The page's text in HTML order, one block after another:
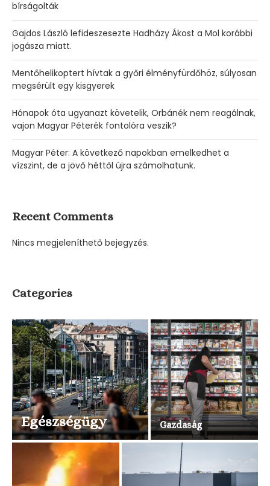
bírságolták
Gajdos László lefideszesezte Hadházy Ákost a Mol korábbi
jogásza miatt.
Mentőhelikoptert hívtak a győri élményfürdőhöz, súlyosan
megsérült egy kisgyerek
Hónapok óta ugyanazt követelik, Orbánék nem reagálnak,
vajon Magyar Péterék fontolóra veszik?
Magyar Péter: A következő napokban emelkedhet a
vízszint, de a jövő héttől újra számolhatunk.
Recent Comments
Nincs megjeleníthető bejegyzés.
Categories
Egészségügy Gazdaság